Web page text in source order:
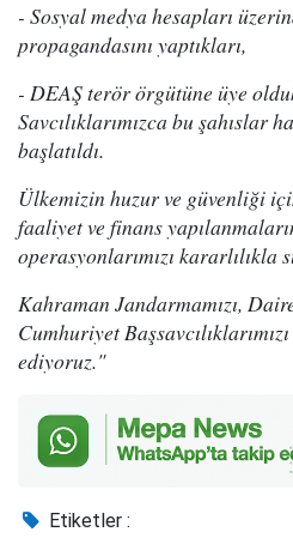
- Sosyal medya hesapları
propagandasını yaptıkları,
- DEAŞ terör örgütüne üye
Savcılıklarımızca bu şahıslar
başlatıldı.
Ülkemizin huzur ve güvenliği
faaliyet ve finans
operasyonlarımızı kararlılıkla
Kahraman Jandarmamızı, Daire
Cumhuriyet
ediyoruz."
Etiketler :